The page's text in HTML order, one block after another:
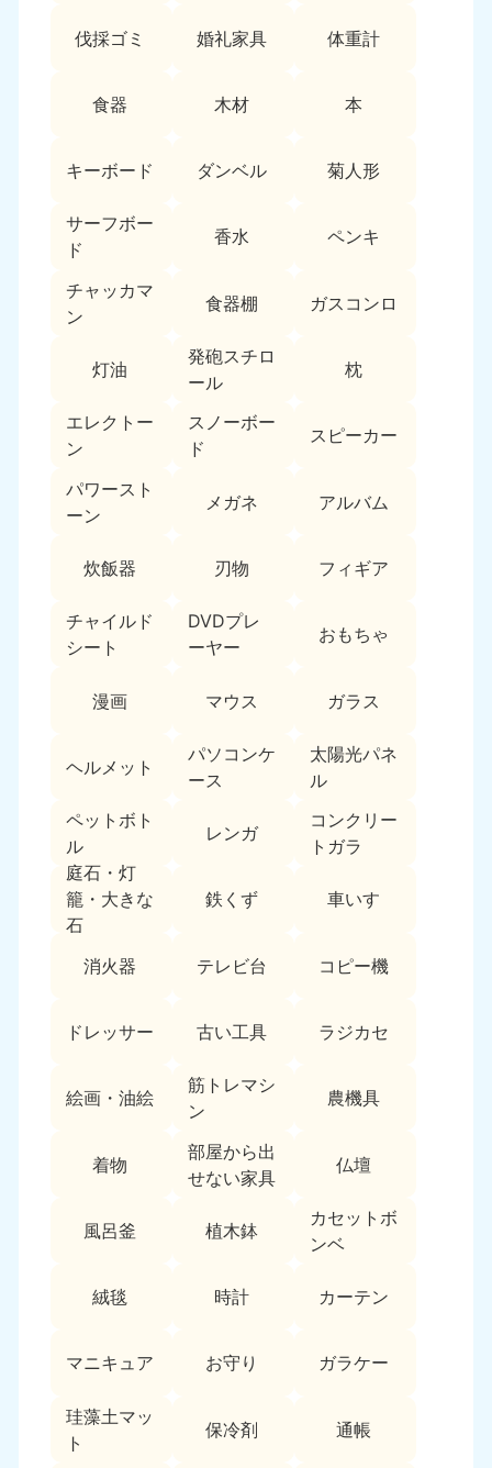
伐採ゴミ 婚礼家具 体重計
食器 木材 本
キーボード ダンベル 菊人形
サーフボー
ド
香水 ペンキ
チャッカマ
ン
食器棚 ガスコンロ
灯油
発砲スチロ
ール
枕
エレクトー
ン
スノーボー
ド
スピーカー
パワースト
ーン
メガネ アルバム
炊飯器 刃物 フィギア
チャイルド
シート
DVDプレ
ーヤー
おもちゃ
漫画 マウス ガラス
ヘルメット
パソコンケ
ース
太陽光パネ
ル
ペットボト
ル
レンガ
コンクリー
トガラ
庭石・灯
籠・大きな
石
鉄くず 車いす
消火器 テレビ台 コピー機
ドレッサー 古い工具 ラジカセ
絵画・油絵
筋トレマシ
ン
農機具
着物
部屋から出
せない家具
仏壇
風呂釜 植木鉢
カセットボ
ンベ
絨毯 時計 カーテン
マニキュア お守り ガラケー
珪藻土マッ
ト
保冷剤 通帳
静岡県 長野県
050-1881-5258
9:00〜19:00 年中無休
050-1881-5261
9:00〜19:00 年中無休
富山県
050-1881-5262
山梨県
050-1881-5263
9:00〜19:00 年中無休
近畿
050-1881-5250
9:00〜19:00 年中無休 9:00〜19:00 年中無休
奈良県
050-1881-5249
三重県
050-1881-5254
滋賀県
9:00〜19:00 年中無休 9:00〜19:00 年中無休
050-1881-5248
中国
岡山県
050-1881-5146
9:00〜19:00 年中無休
山口県
050-1880-9900
9:00〜19:00 年中無休 9:00〜19:00 年中無休
島根県
050-1881-5145
四国
香川県
050-1880-9899
徳島県
050-1880-9898
9:00〜19:00 年中無休 9:00〜19:00 年中無休